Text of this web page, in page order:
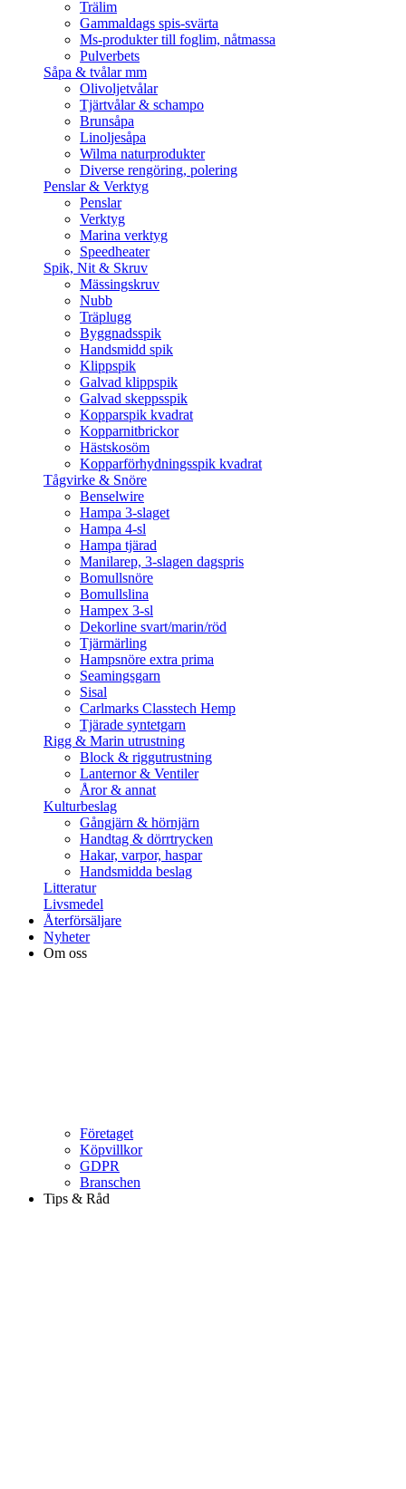
Trälim
Gammaldags spis-svärta
Ms-produkter till foglim, nåtmassa
Pulverbets
Såpa & tvålar mm
Olivoljetvålar
Tjärtvålar & schampo
Brunsåpa
Linoljesåpa
Wilma naturprodukter
Diverse rengöring, polering
Penslar & Verktyg
Penslar
Verktyg
Marina verktyg
Speedheater
Spik, Nit & Skruv
Mässingskruv
Nubb
Träplugg
Byggnadsspik
Handsmidd spik
Klippspik
Galvad klippspik
Galvad skeppsspik
Kopparspik kvadrat
Kopparnitbrickor
Hästskosöm
Kopparförhydningsspik kvadrat
Tågvirke & Snöre
Benselwire
Hampa 3-slaget
Hampa 4-sl
Hampa tjärad
Manilarep, 3-slagen dagspris
Bomullsnöre
Bomullslina
Hampex 3-sl
Dekorline svart/marin/röd
Tjärmärling
Hampsnöre extra prima
Seamingsgarn
Sisal
Carlmarks Classtech Hemp
Tjärade syntetgarn
Rigg & Marin utrustning
Block & riggutrustning
Lanternor & Ventiler
Åror & annat
Kulturbeslag
Gångjärn & hörnjärn
Handtag & dörrtrycken
Hakar, varpor, haspar
Handsmidda beslag
Litteratur
Livsmedel
Återförsäljare
Nyheter
Om oss
Företaget
Köpvillkor
GDPR
Branschen
Tips & Råd